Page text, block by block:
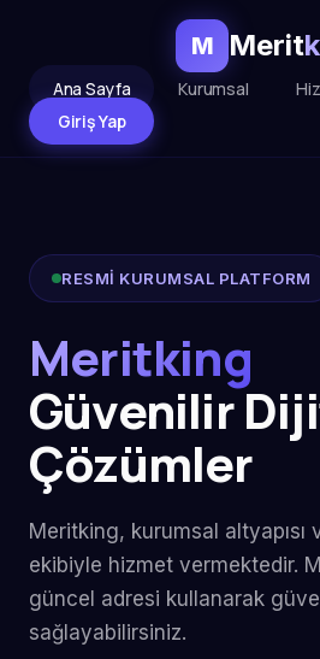
M Merit
Ana Sayfa Kurumsal
Giriş Yap
RESMİ KURUMSAL PLATFORM
Meritking
Güvenilir
Çözümler
Meritking, kurumsal altyapısı
ekibiyle hizmet vermektedir.
güncel adresi kullanarak
sağlayabilirsiniz.